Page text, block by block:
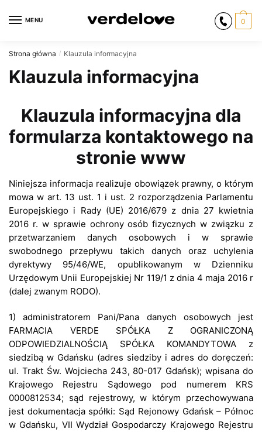
do
do
MENU 0
Strona główna / Klauzula informacyjna
Klauzula informacyjna
Klauzula informacyjna dla
formularza kontaktowego na
stronie www
Niniejsza informacja realizuje obowiązek prawny, o którym
mowa w art. 13 ust. 1 i ust. 2 rozporządzenia Parlamentu
Europejskiego i Rady (UE) 2016/679 z dnia 27 kwietnia
2016 r. w sprawie ochrony osób fizycznych w związku z
przetwarzaniem danych osobowych i w sprawie
swobodnego przepływu takich danych oraz uchylenia
dyrektywy 95/46/WE, opublikowanym w Dzienniku
Urzędowym Unii Europejskiej Nr 119/1 z dnia 4 maja 2016 r
(dalej zwanym RODO).
1) administratorem Pani/Pana danych osobowych jest
FARMACIA VERDE SPÓŁKA Z OGRANICZONĄ
ODPOWIEDZIALNOŚCIĄ SPÓŁKA KOMANDYTOWA z
siedzibą w Gdańsku (adres siedziby i adres do doręczeń:
ul. Trakt Św. Wojciecha 243, 80-017 Gdańsk); wpisana do
Krajowego Rejestru Sądowego pod numerem KRS
0000812534; sąd rejestrowy, w którym przechowywana
jest dokumentacja spółki: Sąd Rejonowy Gdańsk – Północ
w Gdańsku, VII Wydział Gospodarczy Krajowego Rejestru